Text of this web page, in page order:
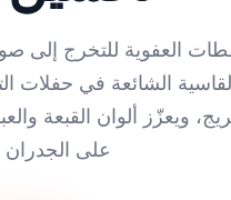
العفوية للتخرج إلى
الشائعة في
ويعزّز ألوان القبعة
على